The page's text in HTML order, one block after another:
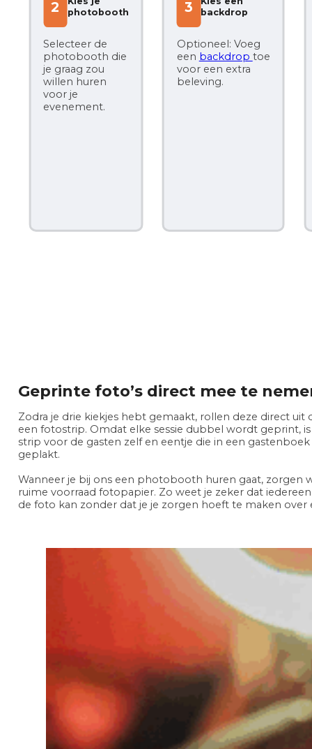
photobooth
Selecteer de
photobooth die
je graag zou
willen huren
voor je
evenement.
backdrop
Optioneel: Voeg
backdroptoe
voor een extra
beleving.
Geprinte foto’s direct mee te
Zodra je drie kiekjes hebt gemaakt, rollen deze direct uit
een fotostrip. Omdat elke sessie dubbel wordt geprint,
strip voor de gasten zelf en eentje die in een
geplakt.
Wanneer je bij ons een photobooth huren gaat, zorgen
ruime voorraad fotopapier. Zo weet je zeker dat
de foto kan zonder dat je je zorgen hoeft te maken over